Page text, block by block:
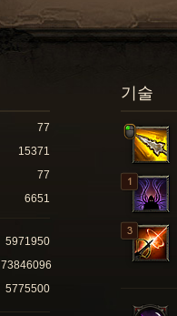
기술
77
15371
77
6651
5971950
73846096
5775500